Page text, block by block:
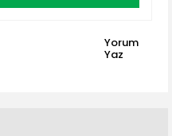
Yorum
Yaz